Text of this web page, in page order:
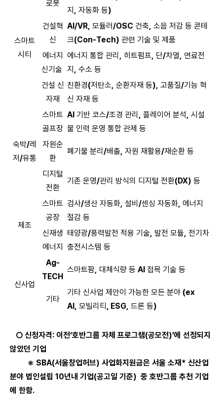
스마트
시티
로봇
지 , 자동화 등)
건설혁
신
AI/VR, 모듈러/OSC 건축, 소음 저감 등 콘테
크(Con-Tech) 관련 기술 및 제품
에너지
신기술
에너지 통합 관리 , 히트펌프, 단/차열, 연료전
지 , 수소 등
건설 신
자재
친환경(저탄소, 순환자재 등), 고품질/기능 혁
신 자재 등
숙박/레
저/유통
스마트
골프장
AI 기반 코스/조경 관리 , 플레이어 분석, 시설
물 인력 운영 통합 관제 등
자원순
환
폐기물 분리 /배출, 자원 재활용/재순환 등
디지털
전환
기존 운영/관리 방식의 디지털 전환(DX) 등
제조
스마트
공장
검사/생산 자동화, 설비 /센싱 자동화, 에너지
절감 등
신재생
에너지
태양광/풍력발전 적용 기술, 발전 모듈, 전기차
충전시스템 등
신사업
Ag-
TECH
스마트팜, 대체식량 등 AI 접목 기술 등
기타
기타 신사업 제안이 가능한 모든 분야 (ex
AI, 모빌리티 , ESG, 드론 등)
○ 신청자격: 이전‘호반그룹 자체 프로그램(공모전)’에 선정되지
않았던 기업
※ SBA(서울창업허브) 사업화지원금은 서울 소재* 신산업
분야 법인설립 10년내 기업(공고일 기준) 중 호반그룹 추천 기업
에 한함.